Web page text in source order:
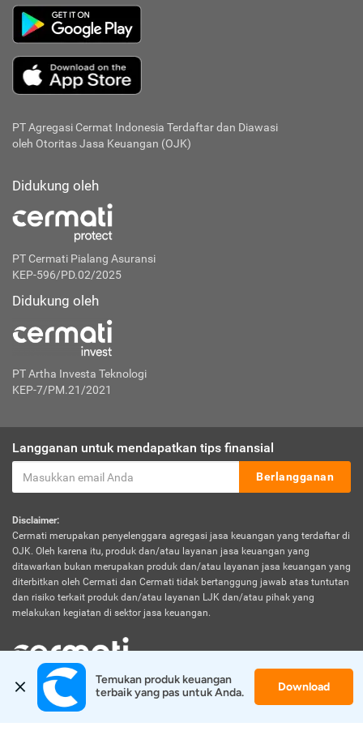
PT Agregasi Cermat Indonesia Terdaftar dan Diawasi
oleh Otoritas Jasa Keuangan (OJK)
Didukung oleh
PT Cermati Pialang Asuransi
KEP-596/PD.02/2025
Didukung oleh
PT Artha Investa Teknologi
KEP-7/PM.21/2021
Langganan untuk mendapatkan tips finansial
Berlangganan
Disclaimer:
Cermati merupakan penyelenggara agregasi jasa keuangan yang terdaftar di
OJK. Oleh karena itu, produk dan/atau layanan jasa keuangan yang
ditawarkan bukan merupakan produk dan/atau layanan jasa keuangan yang
diterbitkan oleh Cermati dan Cermati tidak bertanggung jawab atas tuntutan
dan risiko terkait produk dan/atau layanan LJK dan/atau pihak yang
melakukan kegiatan di sektor jasa keuangan.
© 2026 Cermati. All Rights Reserved.
Temukan produk keuangan
terbaik yang pas untuk Anda.
Download